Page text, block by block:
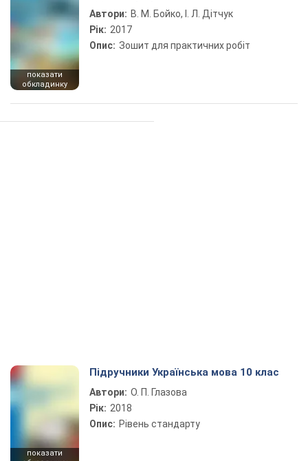
показати
обкладинку
Автори: В. М. Бойко, І. Л. Дітчук
Рік: 2017
Опис: Зошит для практичних робіт
показати
Підручники Українська мова 10 клас
Автори: О. П. Глазова
Рік: 2018
Опис: Рівень стандарту